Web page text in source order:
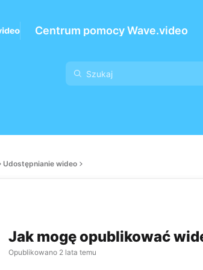
Centrum pomocy Wave.video
Udostępnianie wideo
Jak mogę opublikować
Opublikowano 2 lata temu